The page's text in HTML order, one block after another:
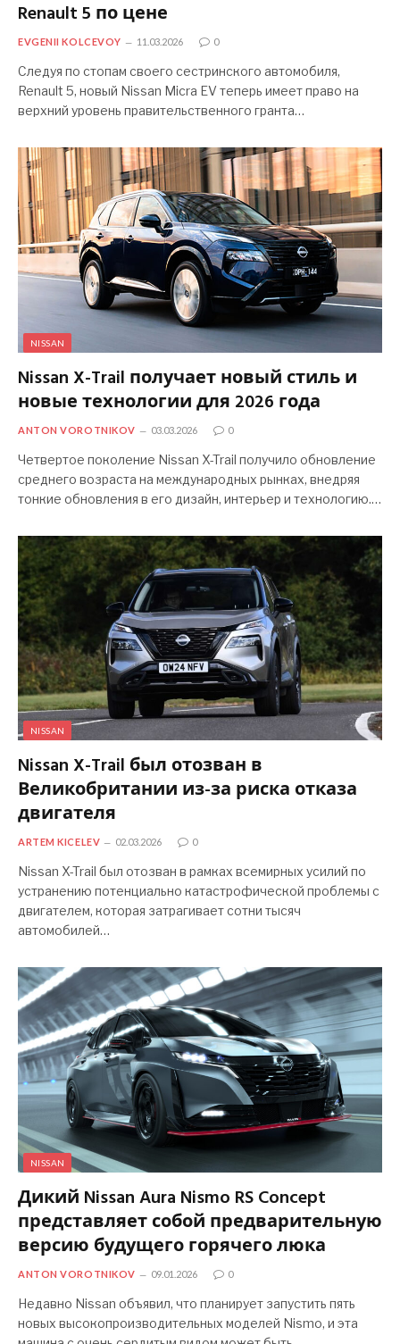
Renault 5 по цене
EVGENII KOLCEVOY 11.03.2026 0
Следуя по стопам своего сестринского автомобиля,
Renault 5, новый Nissan Micra EV теперь имеет право на
верхний уровень правительственного гранта…
NISSAN
Nissan X-Trail получает новый стиль и
новые технологии для 2026 года
ANTON VOROTNIKOV 03.03.2026 0
Четвертое поколение Nissan X-Trail получило обновление
среднего возраста на международных рынках, внедряя
тонкие обновления в его дизайн, интерьер и технологию.…
NISSAN
Nissan X-Trail был отозван в
Великобритании из-за риска отказа
двигателя
ARTEM KICELEV 02.03.2026 0
Nissan X-Trail был отозван в рамках всемирных усилий по
устранению потенциально катастрофической проблемы с
двигателем, которая затрагивает сотни тысяч
автомобилей…
NISSAN
Дикий Nissan Aura Nismo RS Concept
представляет собой предварительную
версию будущего горячего люка
ANTON VOROTNIKOV 09.01.2026 0
Недавно Nissan объявил, что планирует запустить пять
новых высокопроизводительных моделей Nismo, и эта